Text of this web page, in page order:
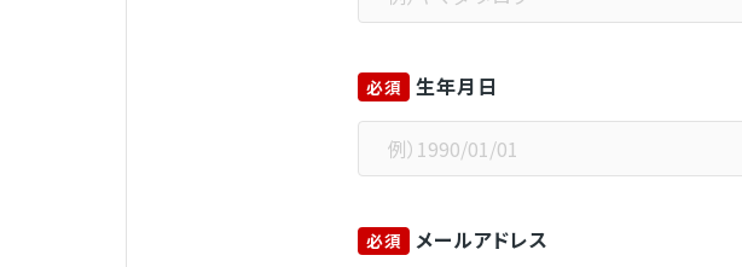
必須 生年月日
必須 メールアドレス